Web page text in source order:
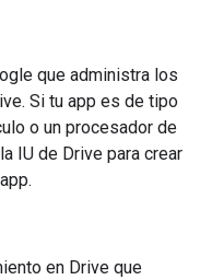
que administra los
Si tu app es de tipo
o un procesador de
IU de Drive para crear
en Drive que